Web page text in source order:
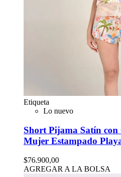
Etiqueta
Lo nuevo
Short Pijama Satín
Mujer Estampado
$76.900,00
AGREGAR A LA BOLSA